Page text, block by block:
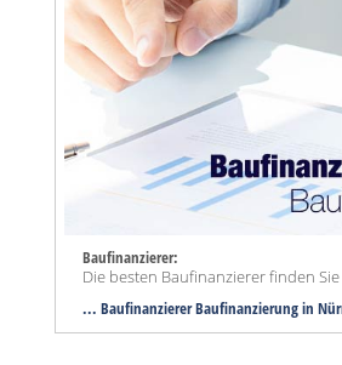
Baufinanzierer:
Die besten Baufinanzierer finden
... Baufinanzierer Baufinanzierung in